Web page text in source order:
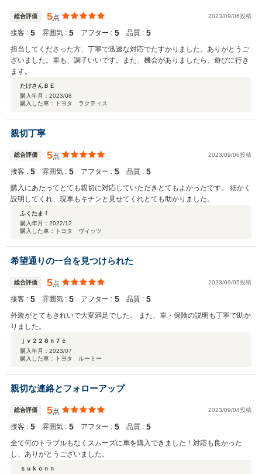
総合評価 5点 2023/09/06投稿
接客 : 5 雰囲気 : 5 アフター : 5 品質 : 5
担当してくださった方、丁寧で迅速な対応でたすかりました。ありがとうご
ざいました。車も、調子いいです。また、機会がありましたら、遊びに行き
ます。
たけさんＢＥ
購入年月： 2023/08
購入した車：トヨタ ラクティス
親切丁寧
総合評価 5点 2023/09/06投稿
接客 : 5 雰囲気 : 5 アフター : 5 品質 : 5
購入にあたってとても親切に対応していただきとてもよかったです。 細かく
説明してくれ、現車もキチンと見せてくれとても助かりました。
ふくたま！
購入年月： 2022/12
購入した車：トヨタ ヴィッツ
希望通りの一台を見つけられた
総合評価 5点 2023/09/05投稿
接客 : 5 雰囲気 : 5 アフター : 5 品質 : 5
外装がとてもきれいで大変満足でした。 また、車・保険の説明も丁寧で助か
りました。
ｊｖ２２８ｎ７ｃ
購入年月： 2023/07
購入した車：トヨタ ルーミー
親切な連絡とフォローアップ
総合評価 5点 2023/09/04投稿
接客 : 5 雰囲気 : 5 アフター : 5 品質 : 5
全て何のトラブルもなくスムーズに車を購入できました！対応も良かった
し、ありがとうございました。
ｓｕｋｏｎｎ